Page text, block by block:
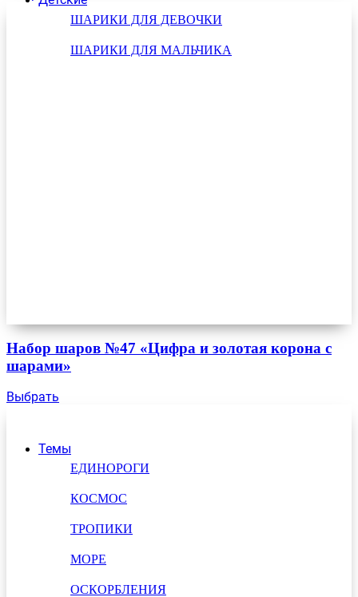
ШАРИКИ ДЛЯ ДЕВОЧКИ
ШАРИКИ ДЛЯ МАЛЬЧИКА
Темы
ЕДИНОРОГИ
КОСМОС
ТРОПИКИ
МОРЕ
ОСКОРБЛЕНИЯ
Набор шаров №47 «Цифра и золотая корона с
шарами»
Выбрать